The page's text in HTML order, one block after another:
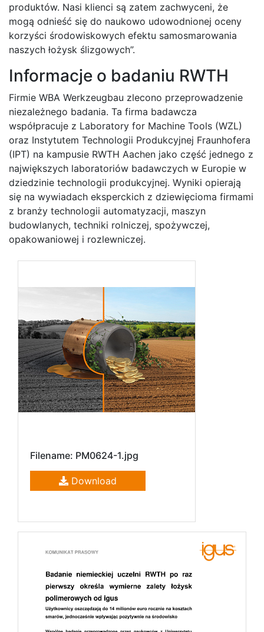
produktów. Nasi klienci są zatem zachwyceni, że
mogą odnieść się do naukowo udowodnionej oceny
korzyści środowiskowych efektu samosmarowania
naszych łożysk ślizgowych”.
Informacje o badaniu RWTH
Firmie WBA Werkzeugbau zlecono przeprowadzenie
niezależnego badania. Ta firma badawcza
współpracuje z Laboratory for Machine Tools (WZL)
oraz Instytutem Technologii Produkcyjnej Fraunhofera
(IPT) na kampusie RWTH Aachen jako część jednego z
największych laboratoriów badawczych w Europie w
dziedzinie technologii produkcyjnej. Wyniki opierają
się na wywiadach eksperckich z dziewięcioma firmami
z branży technologii automatyzacji, maszyn
budowlanych, techniki rolniczej, spożywczej,
opakowaniowej i rozlewniczej.
Filename: PM0624-1.jpg
Download